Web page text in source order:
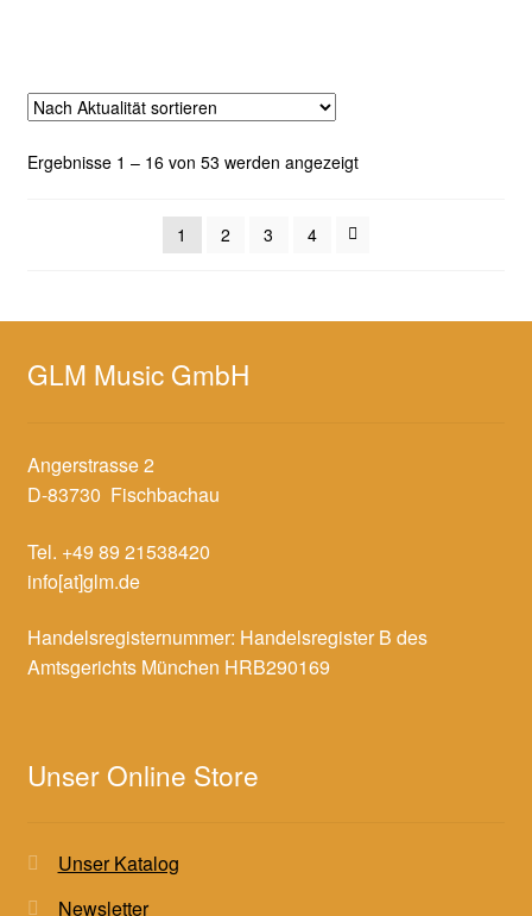
Ergebnisse 1 – 16 von 53 werden angezeigtNach
1
2 3 4
GLM Music GmbH
Angerstrasse 2
D-83730 Fischbachau
Tel. +49 89 21538420
info[at]glm.de
Handelsregisternummer: Handelsregister B des
Amtsgerichts München HRB290169
Unser Online Store
Unser Katalog
Newsletter